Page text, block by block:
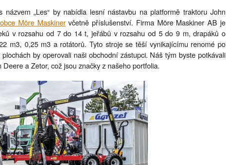
názvem „Les“ by nabídla lesní nástavbu na platformě traktoru John
Möre Maskinervčetně příslušenství. Firma Möre Maskiner AB je
v rozsahu od 7 do 14 t, jeřábů v rozsahu od 5 do 9 m, drapáků o
m3, 0,25 m3 a rotátorů. Tyto stroje se těší vynikajícímu renomé po
by operovali naši obchodní zástupci. Náš tým byste potkávali
a Zetor, což jsou značky z našeho portfolia.